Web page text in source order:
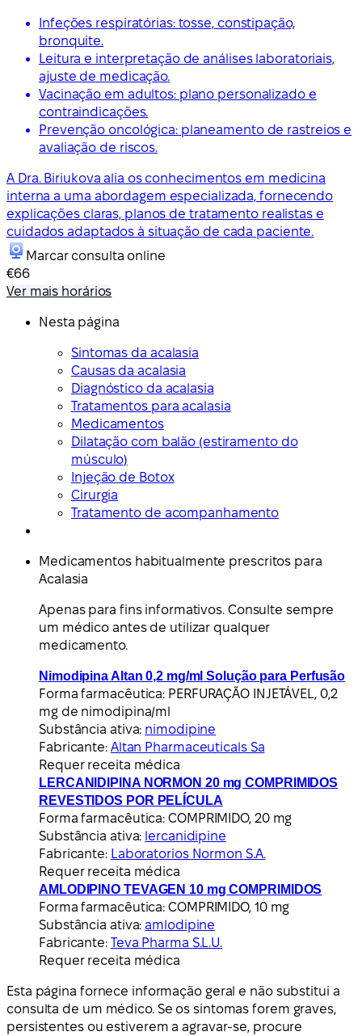
Infeções respiratórias: tosse, constipação,
bronquite.
Leitura e interpretação de análises laboratoriais,
ajuste de medicação.
Vacinação em adultos: plano personalizado e
contraindicações.
Prevenção oncológica: planeamento de rastreios e
avaliação de riscos.
A Dra. Biriukova alia os conhecimentos em medicina
interna a uma abordagem especializada, fornecendo
explicações claras, planos de tratamento realistas e
cuidados adaptados à situação de cada paciente.
Marcar consulta online
€66
Ver mais horários
Nesta página
Sintomas da acalasia
Causas da acalasia
Diagnóstico da acalasia
Tratamentos para acalasia
Medicamentos
Dilatação com balão (estiramento do
músculo)
Injeção de Botox
Cirurgia
Tratamento de acompanhamento
Medicamentos habitualmente prescritos para
Acalasia
Apenas para fins informativos. Consulte sempre
um médico antes de utilizar qualquer
medicamento.
Nimodipina Altan 0,2 mg/ml Solução para Perfusão
Forma farmacêutica: PERFURAÇÃO INJETÁVEL, 0,2
mg de nimodipina/ml
Substância ativa: nimodipine
Fabricante: Altan Pharmaceuticals Sa
Requer receita médica
LERCANIDIPINA NORMON 20 mg COMPRIMIDOS
REVESTIDOS POR PELÍCULA
Forma farmacêutica: COMPRIMIDO, 20 mg
Substância ativa: lercanidipine
Fabricante: Laboratorios Normon S.A.
Requer receita médica
AMLODIPINO TEVAGEN 10 mg COMPRIMIDOS
Forma farmacêutica: COMPRIMIDO, 10 mg
Substância ativa:amlodipine
Fabricante: Teva Pharma S.L.U.
Requer receita médica
Esta página fornece informação geral e não substitui a
consulta de um médico. Se os sintomas forem graves,
persistentes ou estiverem a agravar-se, procure